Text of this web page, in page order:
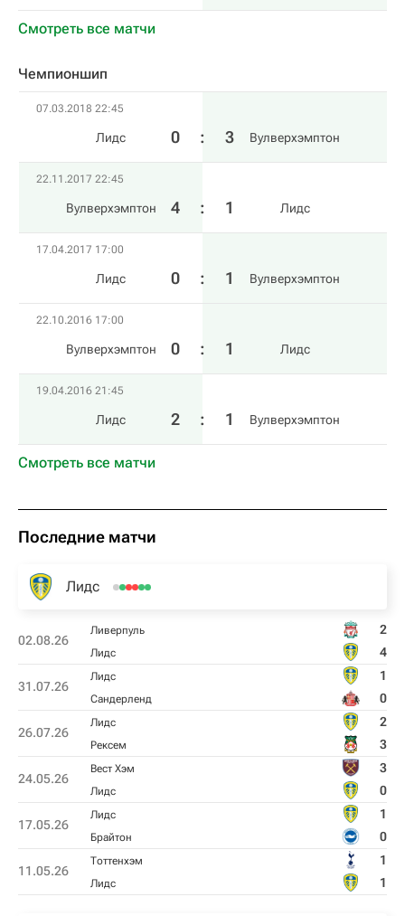
Смотреть все матчи
Чемпионшип
07.03.2018 22:45
Лидс 0 : 3 Вулверхэмптон
22.11.2017 22:45
Вулверхэмптон 4 : 1 Лидс
17.04.2017 17:00
Лидс 0 : 1 Вулверхэмптон
22.10.2016 17:00
Вулверхэмптон 0 : 1 Лидс
19.04.2016 21:45
Лидс 2 : 1 Вулверхэмптон
Смотреть все матчи
Последние матчи
Лидс
02.08.26
Ливерпуль 2
Лидс 4
31.07.26
Лидс 1
Сандерленд 0
26.07.26
Лидс 2
Рексем 3
24.05.26
Вест Хэм 3
Лидс 0
17.05.26
Лидс 1
Брайтон 0
11.05.26
Тоттенхэм 1
Лидс 1